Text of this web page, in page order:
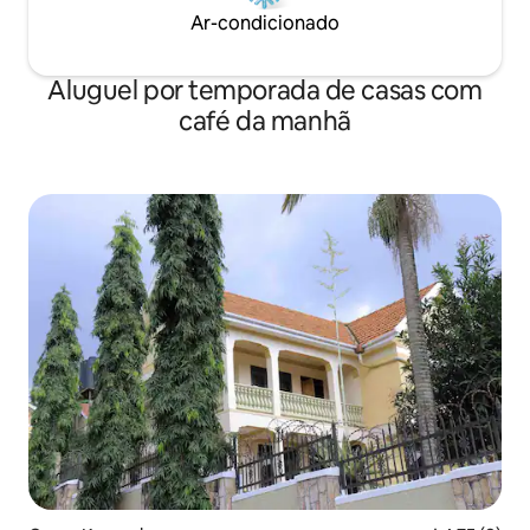
Ar-condicionado
Aluguel por temporada de casas com
café da manhã